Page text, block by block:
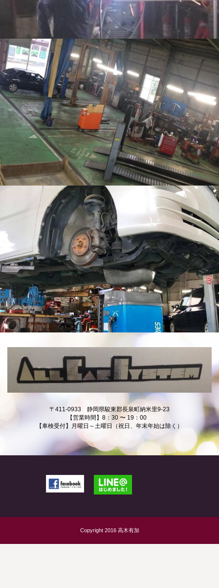
〒411-0933 静岡県駿東郡長泉町納米里9-23
【営業時間】8：30 〜 19：00
【車検受付】月曜日～土曜日（祝日、年末年始は除く）
Copyright 2016 高木有加